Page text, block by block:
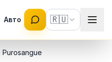
Авто 🇷🇺
Purosangue